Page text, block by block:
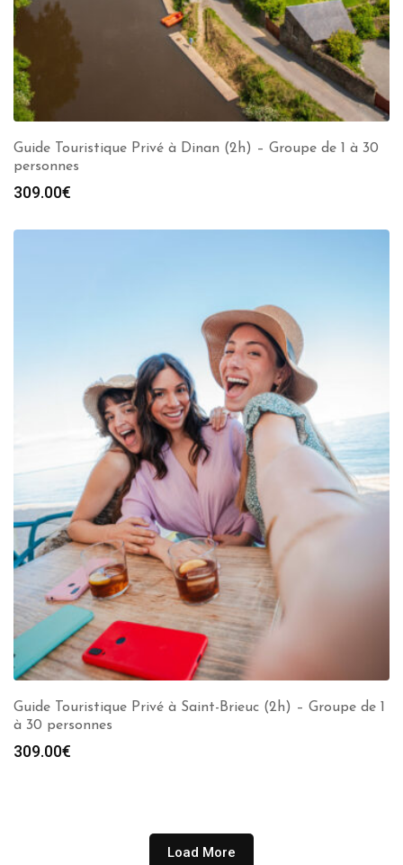
Guide Touristique Privé à Dinan (2h) – Groupe de 1 à 30
personnes
309.00€
Guide Touristique Privé à Saint-Brieuc (2h) – Groupe de 1
à 30 personnes
309.00€
Load More